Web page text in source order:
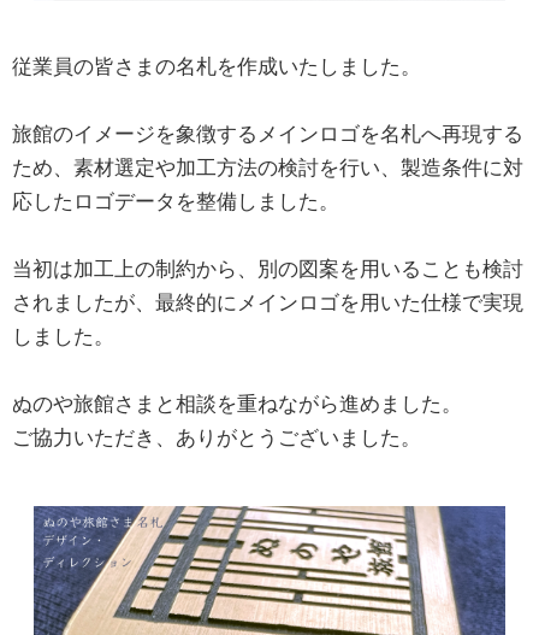
従業員の皆さまの名札を作成いたしました。
旅館のイメージを象徴するメインロゴを名札へ再現する
ため、素材選定や加工方法の検討を行い、製造条件に対
応したロゴデータを整備しました。
当初は加工上の制約から、別の図案を用いることも検討
されましたが、最終的にメインロゴを用いた仕様で実現
しました。
ぬのや旅館さまと相談を重ねながら進めました。
ご協力いただき、ありがとうございました。